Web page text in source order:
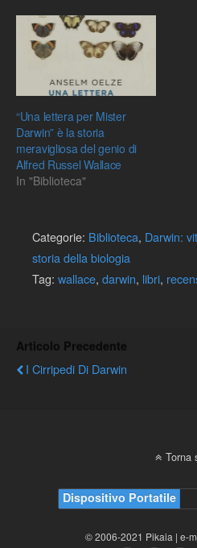
“Una lettera per Mister
Darwin” è la storia
meravigliosa del genio di
Alfred Russel Wallace
In "Biblioteca"
Categorie: Biblioteca, Darwin:
storia della biologia
Tag: wallace, darwin, libri,
Articolo Precedente
I Cirripedi Di Darwin
Torna
Dispositivo Portatile
© 2006-2021 Pikaia | e-